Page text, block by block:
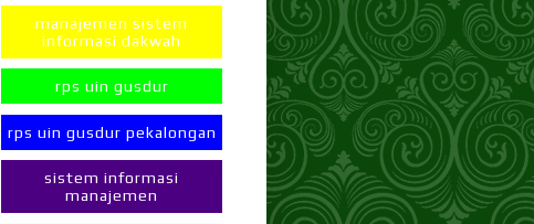
manajemen sistem
informasi dakwah
rps uin gusdur
rps uin gusdur pekalongan
sistem informasi
manajemen